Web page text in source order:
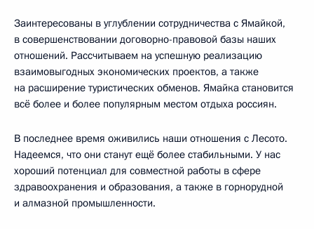
Заинтересованы в углублении сотрудничества с Ямайкой,
в совершенствовании договорно-правовой базы наших
отношений. Рассчитываем на успешную реализацию
взаимовыгодных экономических проектов, а также
на расширение туристических обменов. Ямайка становится
всё более и более популярным местом отдыха россиян.
В последнее время оживились наши отношения с Лесото.
Надеемся, что они станут ещё более стабильными. У нас
хороший потенциал для совместной работы в сфере
здравоохранения и образования, а также в горнорудной
и алмазной промышленности.